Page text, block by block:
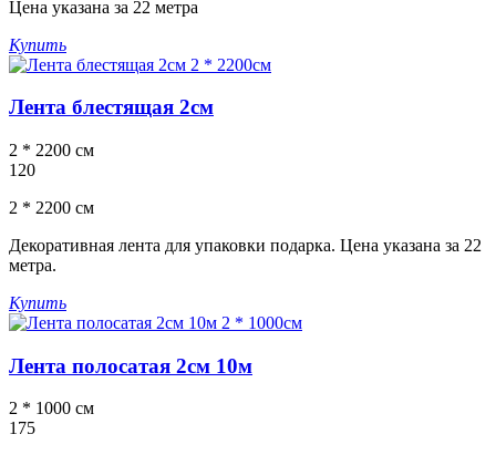
Цена указана за 22 метра
Купить
Лента блестящая 2см
2 * 2200 см
120
2 * 2200 см
Декоративная лента для упаковки подарка. Цена указана за 22
метра.
Купить
Лента полосатая 2см 10м
2 * 1000 см
175